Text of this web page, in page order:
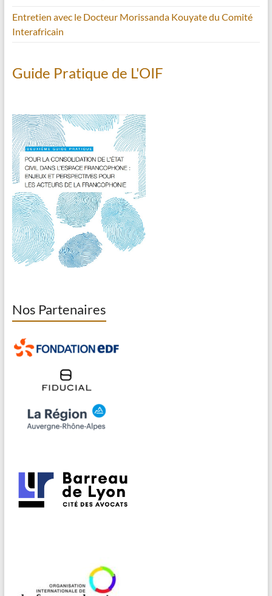
Entretien avec le Docteur Morissanda Kouyate du Comité
Interafricain
Guide Pratique de L'OIF
Nos Partenaires